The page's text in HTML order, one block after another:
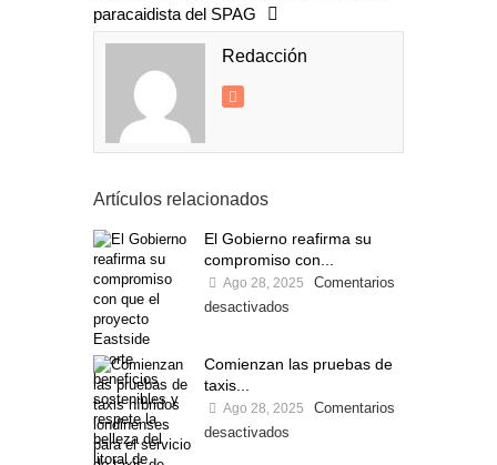
paracaidista del SPAG
Redacción
Artículos relacionados
El Gobierno reafirma su
compromiso con...
Ago 28, 2025
Comentarios
desactivados
Comienzan las pruebas de
taxis...
Ago 28, 2025
Comentarios
desactivados